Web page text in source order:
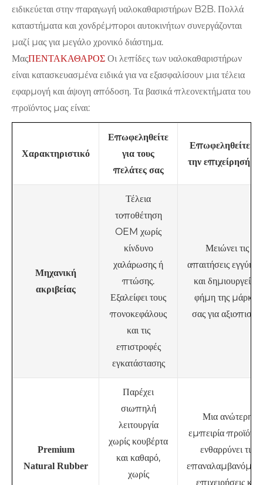
ειδικεύεται στην παραγωγή υαλοκαθαριστήρων B2B. Πολλά
καταστήματα και χονδρέμποροι αυτοκινήτων συνεργάζονται
μαζί μας για μεγάλο χρονικό διάστημα.
ΜαςΠΕΝΤΑΚΑΘΑΡΟΣ Οι λεπίδες των υαλοκαθαριστήρων
είναι κατασκευασμένα ειδικά για να εξασφαλίσουν μια τέλεια
εφαρμογή και άψογη απόδοση. Τα βασικά πλεονεκτήματα του
προϊόντος μας είναι:
Χαρακτηριστικό
Επωφεληθείτε
για τους
πελάτες σας
Επωφεληθείτε
την επιχείρησή
Μηχανική
ακριβείας
Τέλεια
τοποθέτηση
OEM χωρίς
κίνδυνο
χαλάρωσης ή
πτώσης.
Εξαλείφει τους
πονοκεφάλους
και τις
επιστροφές
εγκατάστασης
Μειώνει τις
απαιτήσεις
και δημιουργεί τη
φήμη της μάρκας
σας για αξιοπιστία
Premium
Natural Rubber
Παρέχει
σιωπηλή
λειτουργία
χωρίς κουβέρτα
και καθαρό,
χωρίς
Μια ανώτερη
εμπειρία
ενθαρρύνει τις
επιχειρήσεις και